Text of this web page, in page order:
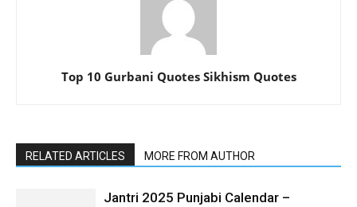
Top 10 Gurbani Quotes Sikhism Quotes
RELATED ARTICLES MORE FROM AUTHOR
Jantri 2025 Punjabi Calendar –